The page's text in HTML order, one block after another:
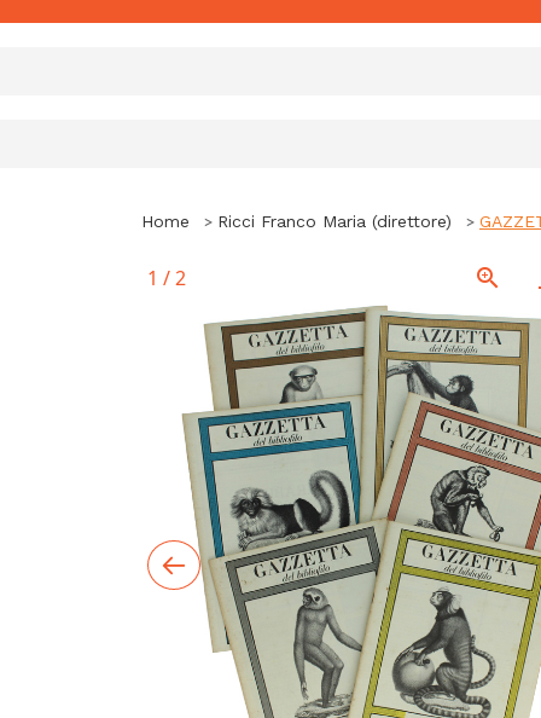
Home Ricci Franco Maria (direttore)
1 /2